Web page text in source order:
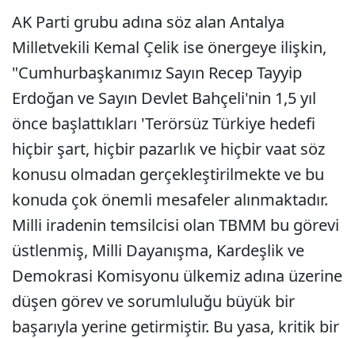
AK Parti grubu adına söz alan Antalya
Milletvekili Kemal Çelik ise önergeye ilişkin,
"Cumhurbaşkanımız Sayın Recep Tayyip
Erdoğan ve Sayın Devlet Bahçeli'nin 1,5 yıl
önce başlattıkları 'Terörsüz Türkiye hedefi
hiçbir şart, hiçbir pazarlık ve hiçbir vaat söz
konusu olmadan gerçekleştirilmekte ve bu
konuda çok önemli mesafeler alınmaktadır.
Milli iradenin temsilcisi olan TBMM bu görevi
üstlenmiş, Milli Dayanışma, Kardeşlik ve
Demokrasi Komisyonu ülkemiz adına üzerine
düşen görev ve sorumluluğu büyük bir
başarıyla yerine getirmiştir. Bu yasa, kritik bir